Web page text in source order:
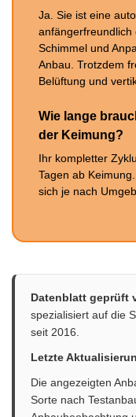
Ja. Sie ist eine
anfängerfreundlich
Schimmel und
Anbau. Trotzdem
Belüftung und
Wie lange
der Keimung?
Ihr kompletter
Tagen ab
sich je nach
Datenblatt geprüft
spezialisiert auf die
seit 2016.
Letzte
Die angezeigten
Sorte nach